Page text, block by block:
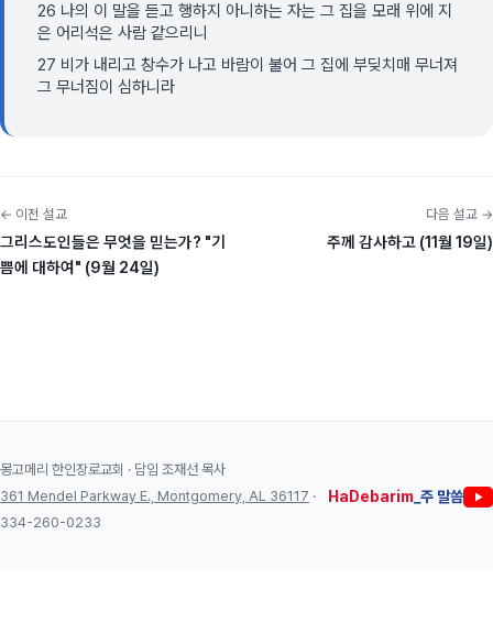
26 나의 이 말을 듣고 행하지 아니하는 자는 그 집을 모래 위에 지
은 어리석은 사람 같으리니
27 비가 내리고 창수가 나고 바람이 불어 그 집에 부딪치매 무너져
그 무너짐이 심하니라
← 이전 설교
그리스도인들은 무엇을 믿는가? "기
쁨에 대하여" (9월 24일)
다음 설교 →
주께 감사하고 (11월 19일)
몽고메리 한인장로교회 · 담임 조재선 목사
361 Mendel Parkway E., Montgomery, AL 36117 ·
334-260-0233
HaDebarim _주 말씀